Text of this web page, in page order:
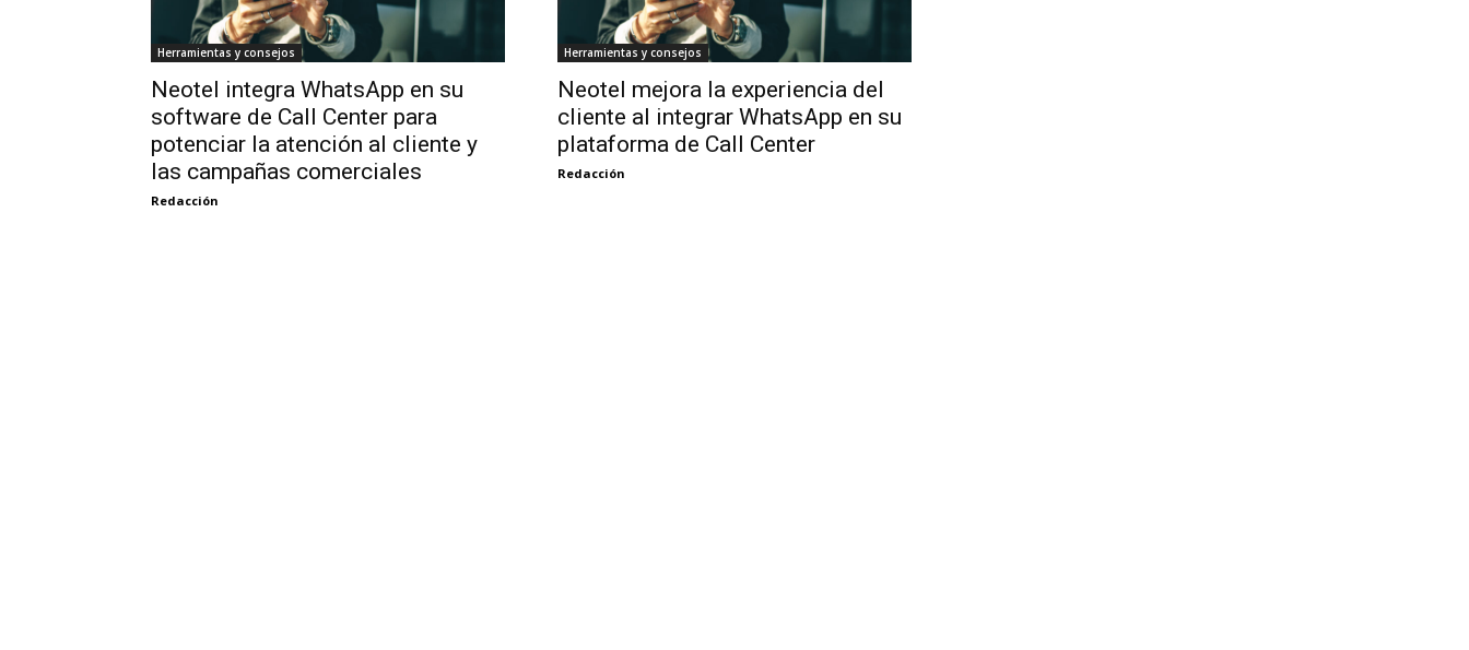
Herramientas y consejos
Neotel integra WhatsApp en su
software de Call Center para
potenciar la atención al cliente y
las campañas comerciales
Redacción
Herramientas y consejos
Neotel mejora la experiencia del
cliente al integrar WhatsApp en su
plataforma de Call Center
Redacción